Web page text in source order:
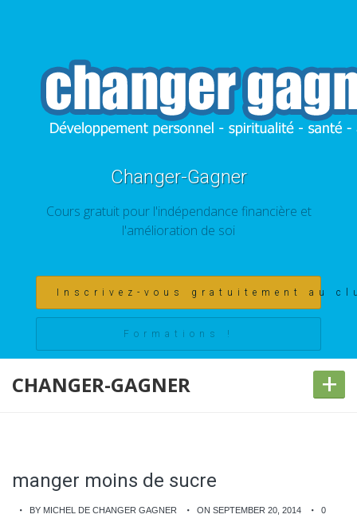
Changer-Gagner
Cours gratuit pour l'indépendance financière et
l'amélioration de soi
Inscrivez-vous gratuitement au
Formations !
CHANGER-GAGNER +
manger moins de sucre
BY MICHEL DE CHANGER GAGNER ON SEPTEMBER 20, 2014 0